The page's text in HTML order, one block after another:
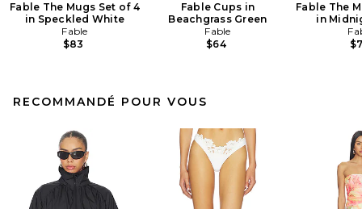
Fable The Mugs Set of 4
in Speckled White
Fable
$83
Fable Cups in
Beachgrass Green
Fable
$64
Fable The
in
RECOMMANDÉ POUR VOUS